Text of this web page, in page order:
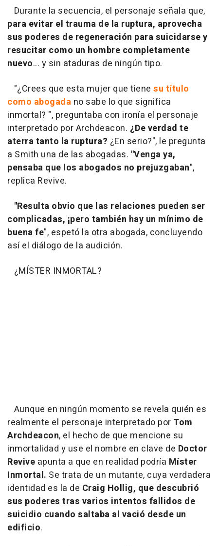
Durante la secuencia, el personaje señala que,
para evitar el trauma de la ruptura, aprovecha
sus poderes de regeneración para suicidarse y
resucitar como un hombre completamente
nuevo... y sin ataduras de ningún tipo.
"¿Crees que esta mujer que tiene su título
como abogada no sabe lo que significa
inmortal? ", preguntaba con ironía el personaje
interpretado por Archdeacon. ¿De verdad te
aterra tanto la ruptura? ¿En serio?", le pregunta
a Smith una de las abogadas. "Venga ya,
pensaba que los abogados no prejuzgaban",
replica Revive.
"Resulta obvio que las relaciones pueden ser
complicadas, ¡pero también hay un mínimo de
buena fe", espetó la otra abogada, concluyendo
así el diálogo de la audición.
¿MÍSTER INMORTAL?
Aunque en ningún momento se revela quién es
realmente el personaje interpretado por Tom
Archdeacon, el hecho de que mencione su
inmortalidad y use el nombre en clave de Doctor
Revive apunta a que en realidad podría Míster
Inmortal. Se trata de un mutante, cuya verdadera
identidad es la de Craig Hollig, que descubrió
sus poderes tras varios intentos fallidos de
suicidio cuando saltaba al vació desde un
edificio.